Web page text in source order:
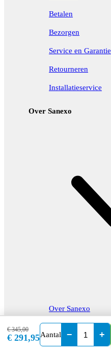
€ 345,00
€ 291,95Aantal − +
Betalen
Bezorgen
Service en Garantie
Retourneren
Installatieservice
Over Sanexo
Over Sanexo
Onze Voordelen